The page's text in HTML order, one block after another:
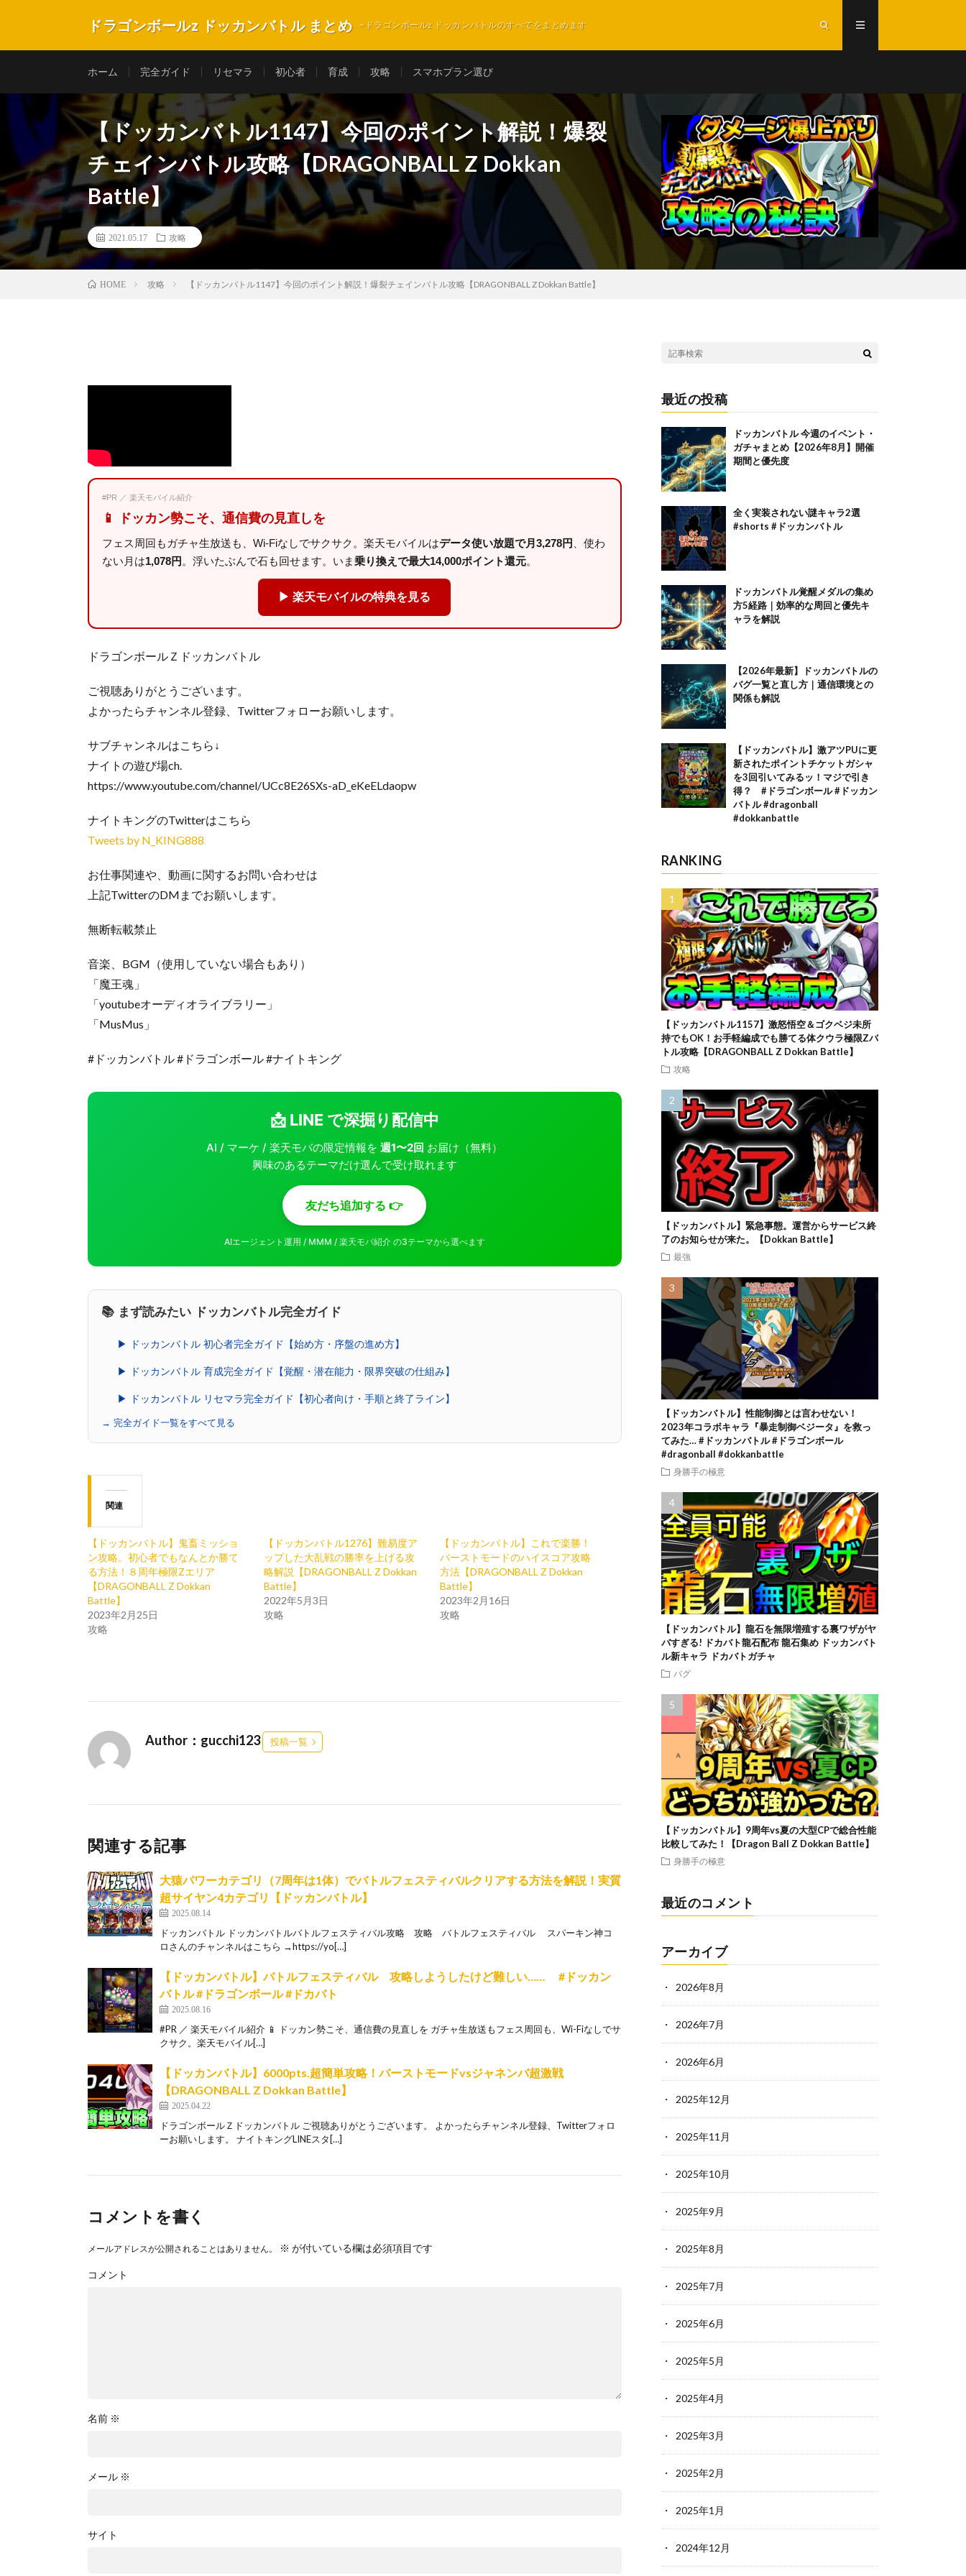
ドラゴンボールz ドッカンバトル まとめ ~ドラゴンボールz ドッカンバトルのすべてをまとめます
ホーム 完全ガイド リセマラ 初心者 育成 攻略 スマホプラン選び
【ドッカンバトル1147】今回のポイント解説！爆裂
チェインバトル攻略【DRAGONBALL Z Dokkan
Battle】
2021.05.17 攻略
HOME 攻略 【ドッカンバトル1147】今回のポイント解説！爆裂チェインバトル攻略【DRAGONBALL Z Dokkan Battle】
#PR ／ 楽天モバイル紹介
📱 ドッカン勢こそ、通信費の見直しを
フェス周回もガチャ生放送も、Wi-Fiなしでサクサク。楽天モバイルはデータ使い放題で月3,278円
、使わ
ない月は1,078円 。浮いたぶんで石も回せます。いま乗り換えで最大14,000ポイント還元。
▶ 楽天モバイルの特典を見る
ドラゴンボールＺドッカンバトル
ご視聴ありがとうございます。
よかったらチャンネル登録、Twitterフォローお願いします。
サブチャンネルはこちら↓
ナイトの遊び場ch.
https://www.youtube.com/channel/UCc8E26SXs-aD_eKeELdaopw
ナイトキングのTwitterはこちら
Tweets by N_KING888
お仕事関連や、動画に関するお問い合わせは
上記TwitterのDMまでお願いします。
無断転載禁止
音楽、BGM（使用していない場合もあり）
「魔王魂」
「youtubeオーディオライブラリー」
「MusMus」
#ドッカンバトル #ドラゴンボール #ナイトキング
📩 LINE で深掘り配信中
AI / マーケ / 楽天モバの限定情報を週1〜2回 お届け（無料）
興味のあるテーマだけ選んで受け取れます
友だち追加する 👉
AIエージェント運用 / MMM / 楽天モバ紹介 の3テーマから選べます
📚 まず読みたい ドッカンバトル完全ガイド
▶ ドッカンバトル 初心者完全ガイド【始め方・序盤の進め方】
▶ ドッカンバトル 育成完全ガイド【覚醒・潜在能力・限界突破の仕組み】
▶ ドッカンバトル リセマラ完全ガイド【初心者向け・手順と終了ライン】
→ 完全ガイド一覧をすべて見る
関連
【ドッカンバトル】鬼畜ミッショ
ン攻略。初心者でもなんとか勝て
る方法！８周年極限Zエリア
【DRAGONBALL Z Dokkan
Battle】
2023年2月25日
攻略
【ドッカンバトル1276】難易度ア
ップした大乱戦の勝率を上げる攻
略解説【DRAGONBALL Z Dokkan
Battle】
2022年5月3日
攻略
【ドッカンバトル】これで楽勝！
バーストモードのハイスコア攻略
方法【DRAGONBALL Z Dokkan
Battle】
2023年2月16日
攻略
Author：gucchi123 投稿一覧
関連する記事
大猿パワーカテゴリ（7周年は1体）でバトルフェスティバルクリアする方法を解説！実質
超サイヤン4カテゴリ【ドッカンバトル】
2025.08.14
ドッカンバトル ドッカンバトルバトルフェスティバル攻略 攻略 バトルフェスティバル スパーキン神コ
ロさんのチャンネルはこちら →https://yo[…]
【ドッカンバトル】バトルフェスティバル 攻略しようしたけど難しい…… #ドッカン
バトル #ドラゴンボール #ドカバト
2025.08.16
#PR ／ 楽天モバイル紹介 📱 ドッカン勢こそ、通信費の見直しを ガチャ生放送もフェス周回も、Wi-Fiなしでサ
クサク。楽天モバイル[…]
【ドッカンバトル】6000pts.超簡単攻略！バーストモードvsジャネンバ超激戦
【DRAGONBALL Z Dokkan Battle】
2025.04.22
ドラゴンボールＺドッカンバトル ご視聴ありがとうございます。 よかったらチャンネル登録、Twitterフォロ
ーお願いします。 ナイトキングLINEスタ[…]
コメントを書く
メールアドレスが公開されることはありません。 ※ が付いている欄は必須項目です
コメント
名前 ※
メール ※
サイト
最近の投稿
ドッカンバトル 今週のイベント・
ガチャまとめ【2026年8月】開催
期間と優先度
全く実装されない謎キャラ2選
#shorts #ドッカンバトル
ドッカンバトル覚醒メダルの集め
方5経路｜効率的な周回と優先キ
ャラを解説
【2026年最新】ドッカンバトルの
バグ一覧と直し方｜通信環境との
関係も解説
【ドッカンバトル】激アツPUに更
新されたポイントチケットガシャ
を3回引いてみるッ！マジで引き
得？ #ドラゴンボール #ドッカン
バトル #dragonball
#dokkanbattle
RANKING
【ドッカンバトル1157】激怒悟空＆ゴクベジ未所
持でもOK！お手軽編成でも勝てる体クウラ極限Zバ
トル攻略【DRAGONBALL Z Dokkan Battle】
攻略
【ドッカンバトル】緊急事態。運営からサービス終
了のお知らせが来た。【Dokkan Battle】
最強
【ドッカンバトル】性能制御とは言わせない！
2023年コラボキャラ『暴走制御ベジータ』を救っ
てみた… #ドッカンバトル #ドラゴンボール
#dragonball #dokkanbattle
身勝手の極意
【ドッカンバトル】龍石を無限増殖する裏ワザがヤ
バすぎる! ドカバト龍石配布 龍石集め ドッカンバト
ル新キャラ ドカバトガチャ
バグ
【ドッカンバトル】9周年vs夏の大型CPで総合性能
比較してみた！【Dragon Ball Z Dokkan Battle】
身勝手の極意
最近のコメント
アーカイブ
2026年8月
2026年7月
2026年6月
2025年12月
2025年11月
2025年10月
2025年9月
2025年8月
2025年7月
2025年6月
2025年5月
2025年4月
2025年3月
2025年2月
2025年1月
2024年12月